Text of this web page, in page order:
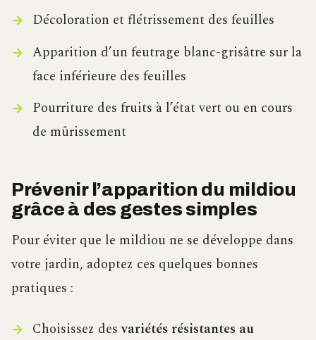
Décoloration et flétrissement des feuilles
Apparition d’un feutrage blanc-grisâtre sur la
face inférieure des feuilles
Pourriture des fruits à l’état vert ou en cours
de mûrissement
Prévenir l’apparition du mildiou
grâce à des gestes simples
Pour éviter que le mildiou ne se développe dans
votre jardin, adoptez ces quelques bonnes
pratiques :
Choisissez desvariétés résistantes au